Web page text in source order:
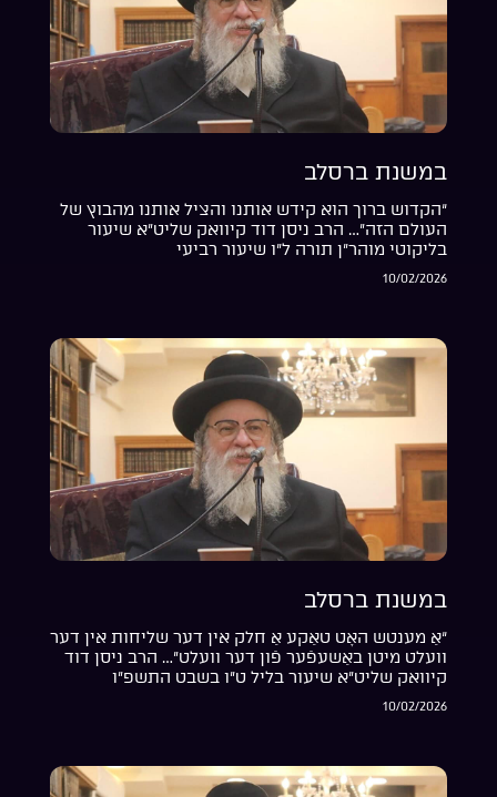
במשנת ברסלב
“הקדוש ברוך הוא קידש אותנו והציל אותנו מהבוץ של
העולם הזה”… הרב ניסן דוד קיוואק שליט”א שיעור
בליקוטי מוהר”ן תורה ל”ו שיעור רביעי
10/02/2026
במשנת ברסלב
“אַ מענטש האָט טאַקע אַ חלק אין דער שליחות אין דער
וועלט מיטן באַשעפֿער פֿון דער וועלט”… הרב ניסן דוד
קיוואק שליט”א שיעור בליל ט”ו בשבט התשפ”ו
10/02/2026